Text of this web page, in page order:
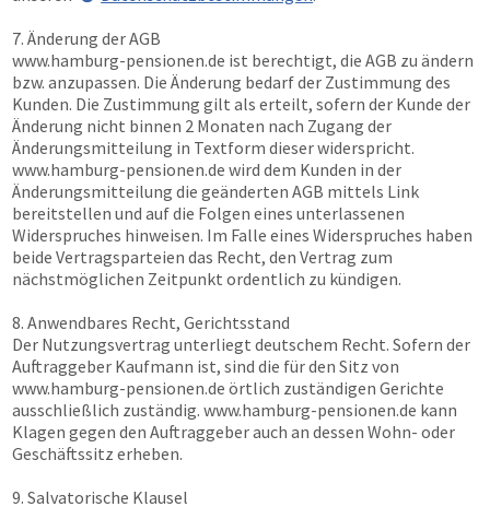
7. Änderung der AGB
www.hamburg-pensionen.de ist berechtigt, die AGB zu ändern
bzw. anzupassen. Die Änderung bedarf der Zustimmung des
Kunden. Die Zustimmung gilt als erteilt, sofern der Kunde der
Änderung nicht binnen 2 Monaten nach Zugang der
Änderungsmitteilung in Textform dieser widerspricht.
www.hamburg-pensionen.de wird dem Kunden in der
Änderungsmitteilung die geänderten AGB mittels Link
bereitstellen und auf die Folgen eines unterlassenen
Widerspruches hinweisen. Im Falle eines Widerspruches haben
beide Vertragsparteien das Recht, den Vertrag zum
nächstmöglichen Zeitpunkt ordentlich zu kündigen.
8. Anwendbares Recht, Gerichtsstand
Der Nutzungsvertrag unterliegt deutschem Recht. Sofern der
Auftraggeber Kaufmann ist, sind die für den Sitz von
www.hamburg-pensionen.de örtlich zuständigen Gerichte
ausschließlich zuständig. www.hamburg-pensionen.de kann
Klagen gegen den Auftraggeber auch an dessen Wohn- oder
Geschäftssitz erheben.
9. Salvatorische Klausel